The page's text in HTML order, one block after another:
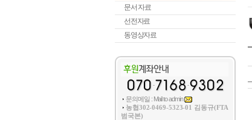
문서 자료
선전자료
동영상자료
문의메일 : Mail to admin
농협302-0469-5323-01 김동규(FTA
범국본)